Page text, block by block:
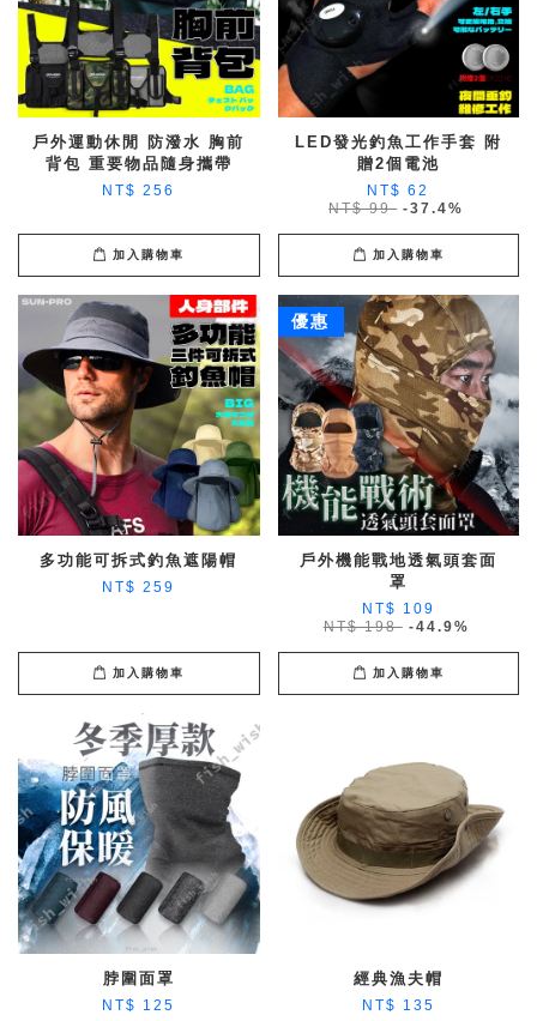
戶外運動休閒 防潑水 胸前
背包 重要物品隨身攜帶
NT$ 256
加入購物車
LED發光釣魚工作手套 附
贈2個電池
NT$ 62
NT$ 99 -37.4%
加入購物車
多功能可拆式釣魚遮陽帽
NT$ 259
加入購物車
優惠
戶外機能戰地透氣頭套面
罩
NT$ 109
NT$ 198 -44.9%
加入購物車
脖圍面罩
NT$ 125
經典漁夫帽
NT$ 135